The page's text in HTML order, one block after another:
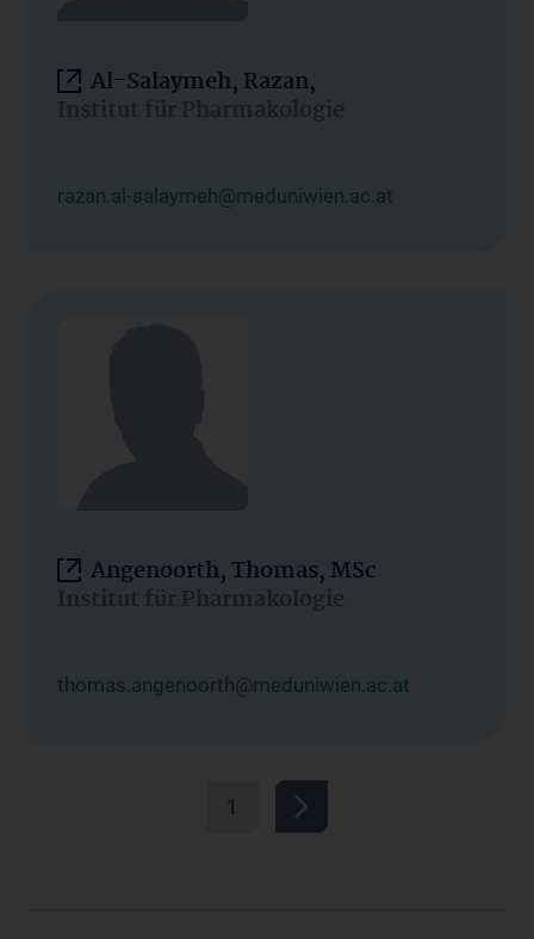
Al-Salaymeh, Razan,
Institut für Pharmakologie
razan.al-salaymeh@meduniwien.ac.at
Angenoorth, Thomas, MSc
Institut für Pharmakologie
thomas.angenoorth@meduniwien.ac.at
1